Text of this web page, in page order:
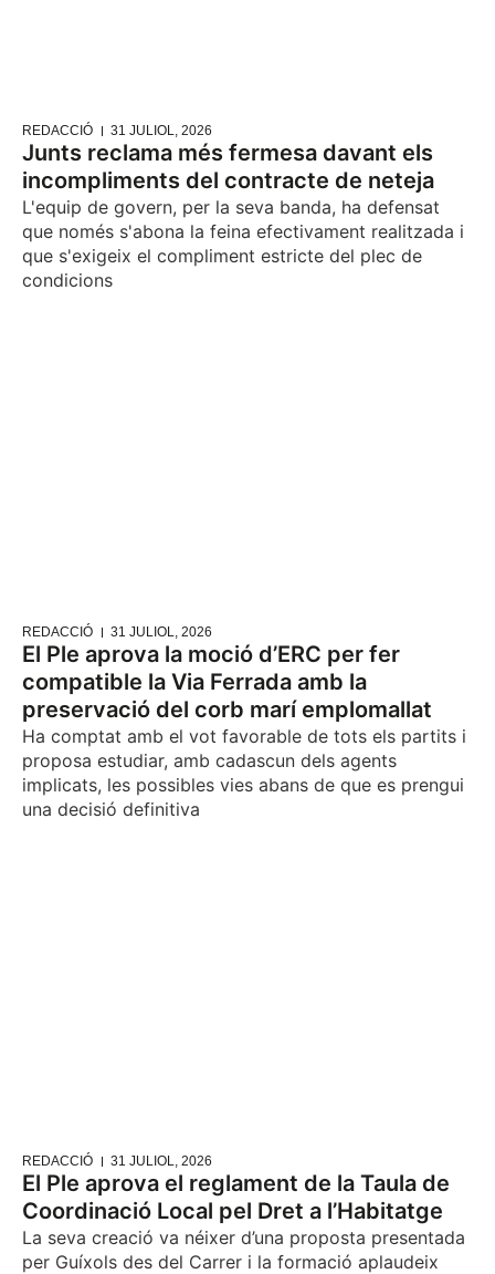
REDACCIÓ 31 JULIOL, 2026
Junts reclama més fermesa davant els
incompliments del contracte de neteja
L'equip de govern, per la seva banda, ha defensat
que només s'abona la feina efectivament realitzada i
que s'exigeix el compliment estricte del plec de
condicions
REDACCIÓ 31 JULIOL, 2026
El Ple aprova la moció d’ERC per fer
compatible la Via Ferrada amb la
preservació del corb marí emplomallat
Ha comptat amb el vot favorable de tots els partits i
proposa estudiar, amb cadascun dels agents
implicats, les possibles vies abans de que es prengui
una decisió definitiva
REDACCIÓ 31 JULIOL, 2026
El Ple aprova el reglament de la Taula de
Coordinació Local pel Dret a l’Habitatge
La seva creació va néixer d’una proposta presentada
per Guíxols des del Carrer i la formació aplaudeix